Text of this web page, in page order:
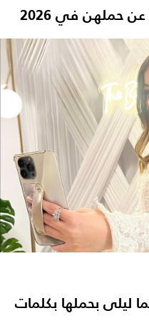
حملهن في 2026
ليلى بحملها بكلمات